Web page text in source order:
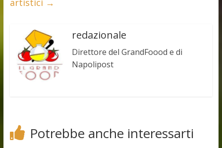
artistici →
redazionale
Direttore del GrandFoood e di
Napolipost
Potrebbe anche interessarti